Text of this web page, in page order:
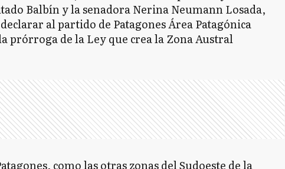
Balbín y la senadora Nerina Neumann Losada,
al partido de Patagones Área Patagónica
prórroga de la Ley que crea la Zona Austral
como las otras zonas del Sudoeste de la